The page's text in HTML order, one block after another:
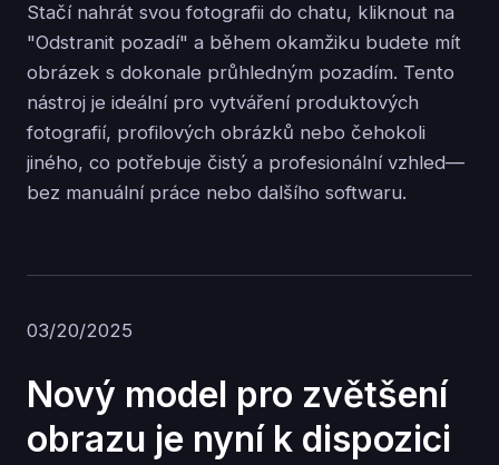
Stačí nahrát svou fotografii do chatu, kliknout na
"Odstranit pozadí" a během okamžiku budete mít
obrázek s dokonale průhledným pozadím. Tento
nástroj je ideální pro vytváření produktových
fotografií, profilových obrázků nebo čehokoli
jiného, co potřebuje čistý a profesionální vzhled—
bez manuální práce nebo dalšího softwaru.
03/20/2025
Nový model pro zvětšení
obrazu je nyní k dispozici